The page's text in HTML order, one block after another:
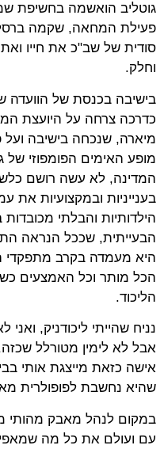
גוטליב הואשמה בחשיפת
פעילת המחאה, שקמה
סודית של שב"כ את חייו
וחלק.
בישיבה בכנסת של הוועדה
כדרכה צרחה על היועצת
מיארה, שנכחה בישיבה
מופע האימים הפומפוזי של
המדינה, לא עשה רושם
בענייניות ובמקצועיות
הילדותיות והבלתי
הבעייתית, שככל הנראה
היא מעמדה בקרב מתפקדי
הכל מותר וכל האמצעים
הליכוד.
נניח שהייתי ליכודניק,
אבל לא לימין מטורלל
אישה כזאת מייצגת אותי
שהיא נחשבת לפופולרית
במקום לנהל מאבק מהותי
עם ועולם את כל מה